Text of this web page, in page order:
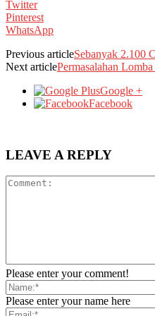
Twitter
Pinterest
WhatsApp
Previous articleSebanyak 2.100
Next articlePermasalahan
Google +
Facebook
LEAVE A REPLY
Please enter your comment!
Please enter your name here